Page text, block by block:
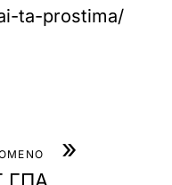
ta-prostima/
»
ΓΠΑ